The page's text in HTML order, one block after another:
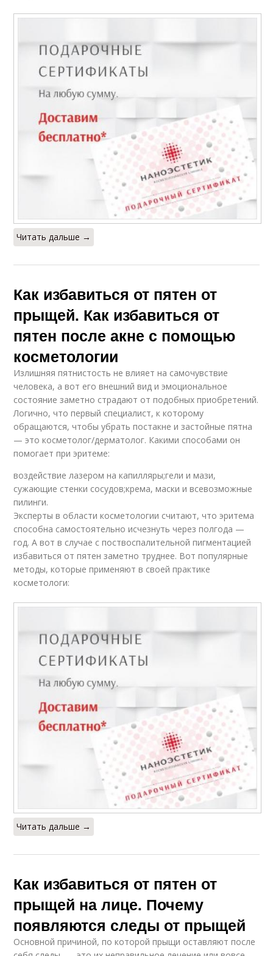
Читать дальше →
Как избавиться от пятен от
прыщей. Как избавиться от
пятен после акне с помощью
косметологии
Излишняя пятнистость не влияет на самочувствие
человека, а вот его внешний вид и эмоциональное
состояние заметно страдают от подобных приобретений.
Логично, что первый специалист, к которому
обращаются, чтобы убрать постакне и застойные пятна
— это косметолог/дерматолог. Какими способами он
помогает при эритеме:
воздействие лазером на капилляры;гели и мази,
сужающие стенки сосудов;крема, маски и всевозможные
пилинги.
Эксперты в области косметологии считают, что эритема
способна самостоятельно исчезнуть через полгода —
год. А вот в случае с поствоспалительной пигментацией
избавиться от пятен заметно труднее. Вот популярные
методы, которые применяют в своей практике
косметологи:
Читать дальше →
Как избавиться от пятен от
прыщей на лице. Почему
появляются следы от прыщей
Основной причиной, по которой прыщи оставляют после